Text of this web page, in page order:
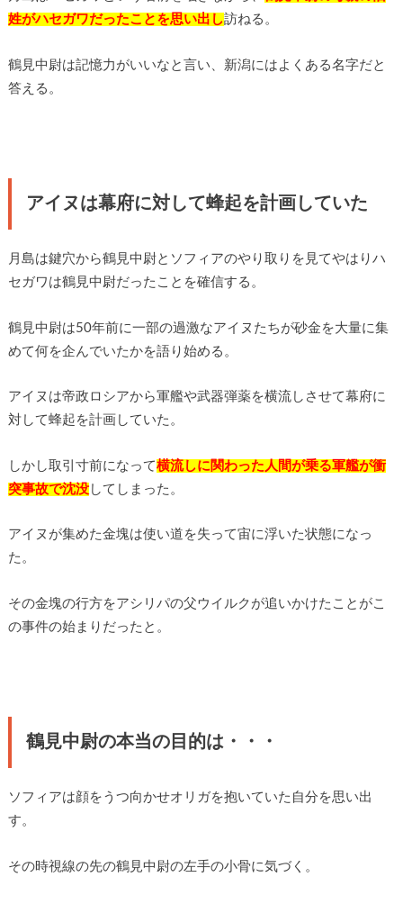
姓がハセガワだったことを思い出し訪ねる。
鶴見中尉は記憶力がいいなと言い、新潟にはよくある名字だと
答える。
アイヌは幕府に対して蜂起を計画していた
月島は鍵穴から鶴見中尉とソフィアのやり取りを見てやはりハ
セガワは鶴見中尉だったことを確信する。
鶴見中尉は50年前に一部の過激なアイヌたちが砂金を大量に集
めて何を企んでいたかを語り始める。
アイヌは帝政ロシアから軍艦や武器弾薬を横流しさせて幕府に
対して蜂起を計画していた。
しかし取引寸前になって横流しに関わった人間が乗る軍艦が衝
突事故で沈没してしまった。
アイヌが集めた金塊は使い道を失って宙に浮いた状態になっ
た。
その金塊の行方をアシリパの父ウイルクが追いかけたことがこ
の事件の始まりだったと。
鶴見中尉の本当の目的は・・・
ソフィアは顔をうつ向かせオリガを抱いていた自分を思い出
す。
その時視線の先の鶴見中尉の左手の小骨に気づく。